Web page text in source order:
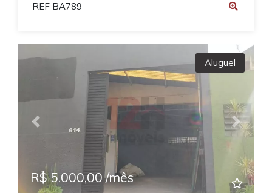
REF BA789
Previous Next
Aluguel
R$ 5.000,00 /mês